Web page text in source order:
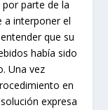
parte de la
a interponer el
que su
había sido
Una vez
en
expresa